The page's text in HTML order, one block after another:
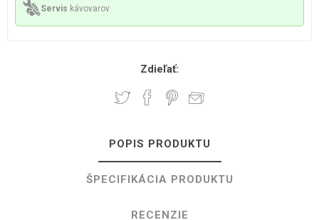
Servis kávovarov
Zdieľať:
POPIS PRODUKTU
ŠPECIFIKÁCIA PRODUKTU
RECENZIE